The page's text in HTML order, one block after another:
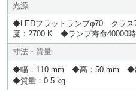
光源
◆LEDフラットランプφ70 クラ
度：2700 K ◆ランプ寿命40000時
寸法・質量
◆幅：110 mm ◆高：50 mm ◆
◆質量：0.5 kg